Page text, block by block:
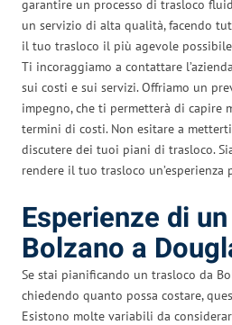
garantire un processo di trasloco
un servizio di alta qualità, facendo
il tuo trasloco il più agevole
Ti incoraggiamo a contattare
sui costi e sui servizi. Offriamo un
impegno, che ti permetterà di capire
termini di costi. Non esitare a
discutere dei tuoi piani di trasloco.
rendere il tuo trasloco un’esperienza
Esperienze di
Bolzano a
Se stai pianificando un trasloco da
chiedendo quanto possa costare,
Esistono molte variabili da